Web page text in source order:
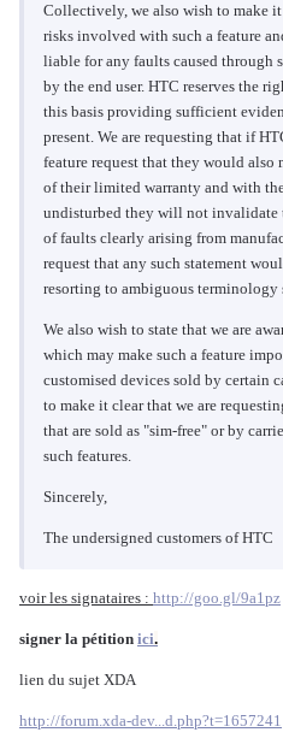
Collectively, we also wish to make
risks involved with such a feature
liable for any faults caused through
by the end user. HTC reserves the
this basis providing sufficient
present. We are requesting that if
feature request that they would
of their limited warranty and with
undisturbed they will not invalidate
of faults clearly arising from
request that any such statement
resorting to ambiguous terminology
We also wish to state that we are
which may make such a feature
customised devices sold by certain
to make it clear that we are
that are sold as "sim-free" or by
such features.
Sincerely,
The undersigned customers of HTC
voir les signataires : http://goo.gl/9a1pz
signer la pétition ici.
lien du sujet XDA
http://forum.xda-dev...d.php?t=1657241